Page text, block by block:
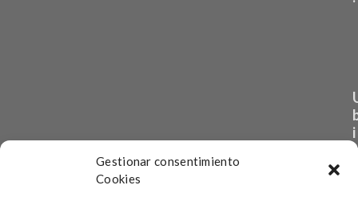
Gestionar consentimiento
Cookies
i